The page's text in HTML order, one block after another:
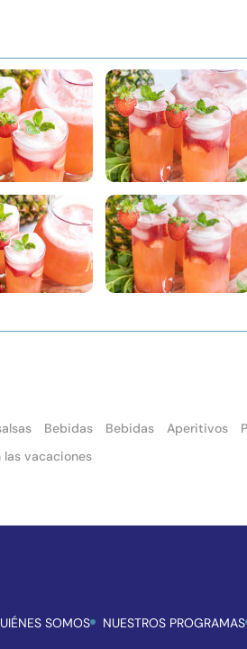
Bebidas Bebidas Aperitivos
las vacaciones
SOMOS NUESTROS PROGRAMAS